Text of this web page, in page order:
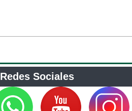
Redes Sociales